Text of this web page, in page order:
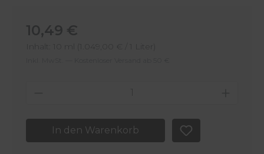
Regulärer Preis:
10,49 €
Inhalt: (1.049,00 € / 1 Liter)
Produkt Anzahl: Gib den
In den Warenkorb